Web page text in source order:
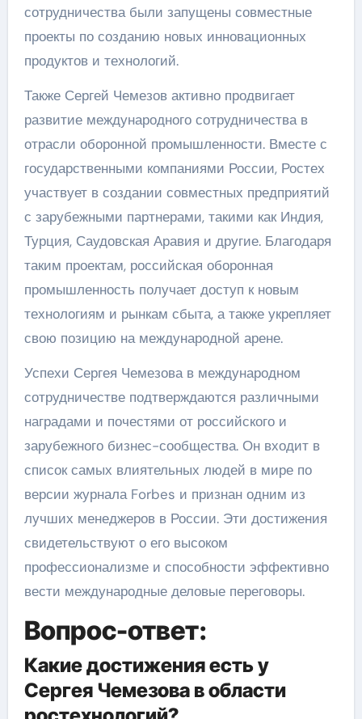
сотрудничества были запущены совместные
проекты по созданию новых инновационных
продуктов и технологий.
Также Сергей Чемезов активно продвигает
развитие международного сотрудничества в
отрасли оборонной промышленности. Вместе с
государственными компаниями России, Ростех
участвует в создании совместных предприятий
с зарубежными партнерами, такими как Индия,
Турция, Саудовская Аравия и другие. Благодаря
таким проектам, российская оборонная
промышленность получает доступ к новым
технологиям и рынкам сбыта, а также укрепляет
свою позицию на международной арене.
Успехи Сергея Чемезова в международном
сотрудничестве подтверждаются различными
наградами и почестями от российского и
зарубежного бизнес-сообщества. Он входит в
список самых влиятельных людей в мире по
версии журнала Forbes и признан одним из
лучших менеджеров в России. Эти достижения
свидетельствуют о его высоком
профессионализме и способности эффективно
вести международные деловые переговоры.
Вопрос-ответ:
Какие достижения есть у
Сергея Чемезова в области